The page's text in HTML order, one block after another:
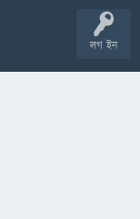
লগ ইন